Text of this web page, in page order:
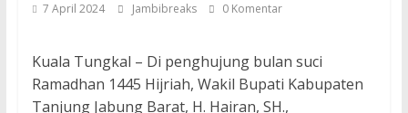
7 April 2024 Jambibreaks 0 Komentar
Kuala Tungkal – Di penghujung bulan suci
Ramadhan 1445 Hijriah, Wakil Bupati Kabupaten
Tanjung Jabung Barat, H. Hairan, SH.,